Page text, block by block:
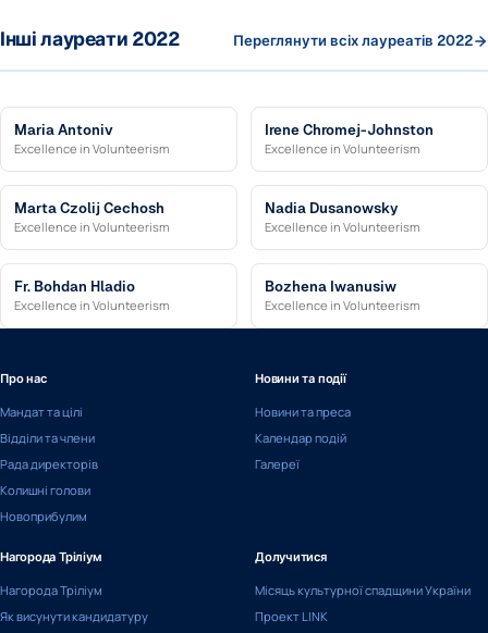
Інші лауреати 2022 Переглянути всіх лауреатів 2022
Maria Antoniv
Excellence in Volunteerism
Irene Chromej-Johnston
Excellence in Volunteerism
Marta Czolij Cechosh
Excellence in Volunteerism
Nadia Dusanowsky
Excellence in Volunteerism
Fr. Bohdan Hladio
Excellence in Volunteerism
Bozhena Iwanusiw
Excellence in Volunteerism
Про нас
Мандат та цілі
Відділи та члени
Рада директорів
Колишні голови
Новоприбулим
Новини та події
Новини та преса
Календар подій
Галереї
Нагорода Тріліум
Нагорода Тріліум
Як висунути кандидатуру
Долучитися
Місяць культурної спадщини України
Проект LINK